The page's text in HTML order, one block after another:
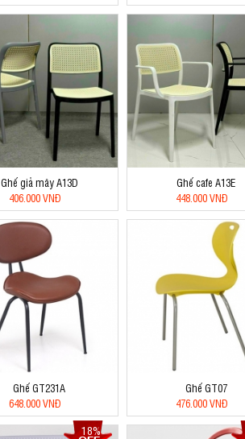
Ghế giả mây A13D
406.000 VNĐ
Ghế cafe A13E
448.000 VNĐ
Ghế GT231A
648.000 VNĐ
Ghế GT07
476.000 VNĐ
18%